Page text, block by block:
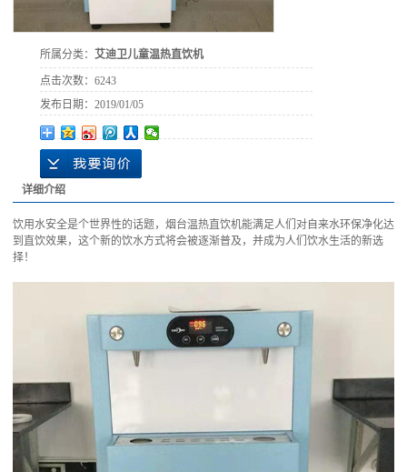
所属分类： 艾迪卫儿童温热直饮机
点击次数： 6243
发布日期： 2019/01/05
详细介绍
饮用水安全是个世界性的话题，烟台温热直饮机能满足人们对自来水环保净化达
到直饮效果，这个新的饮水方式将会被逐渐普及，并成为人们饮水生活的新选
择！